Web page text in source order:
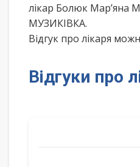
лікар Болюк Мар’яна
МУЗИКІВКА.
Відгук про лікаря
Відгуки про